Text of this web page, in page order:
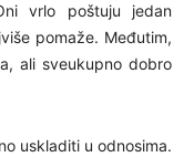
vrlo poštuju jedan
pomaže. Međutim,
ali sveukupno dobro
uskladiti u odnosima.